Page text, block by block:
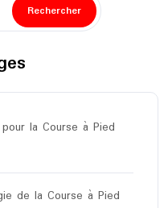
Rechercher
la Course à Pied
de la Course à Pied